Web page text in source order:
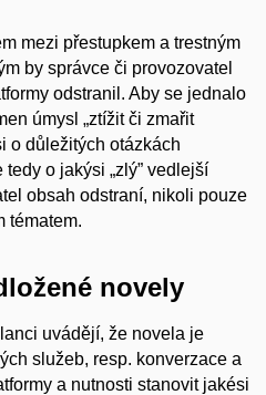
mezi přestupkem a trestným
by správce či provozovatel
odstranil. Aby se jednalo
úmysl „ztížit či zmařit
o důležitých otázkách
o jakýsi „zlý” vedlejší
obsah odstraní, nikoli pouze
tématem.
novely
uvádějí, že novela je
služeb, resp. konverzace a
a nutnosti stanovit jakési